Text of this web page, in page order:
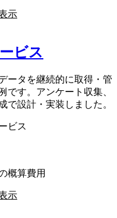
示
ビス
ータを継続的に取得・管
です。アンケート収集、
で設計・実装しました。
ビス
概算費用
示